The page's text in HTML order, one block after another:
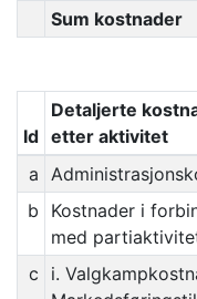
Sum kostnader
Id
Detaljerte
etter aktivitet
a
b
Kostnader i
med
c
i.